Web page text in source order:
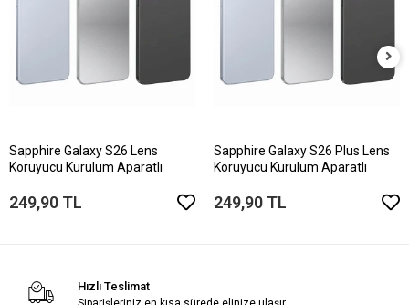
Sapphire Galaxy S26 Lens
Koruyucu Kurulum Aparatlı
249,90 TL
Sapphire Galaxy S26 Plus Lens
Koruyucu Kurulum Aparatlı
249,90 TL
Hızlı Teslimat